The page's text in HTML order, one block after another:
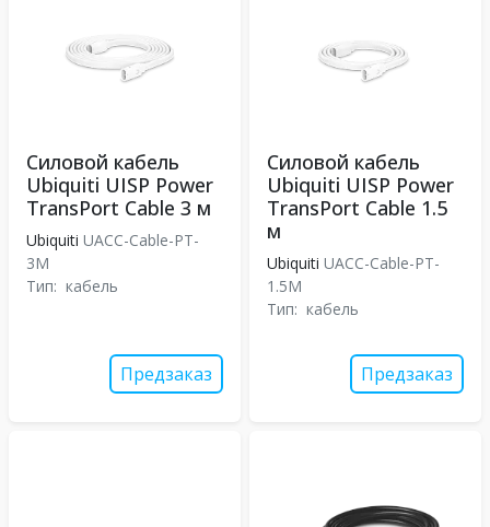
Силовой кабель
Ubiquiti UISP Power
TransPort Cable 3 м
Ubiquiti UACC-Cable-PT-
3M
Тип: кабель
Предзаказ
Силовой кабель
Ubiquiti UISP Power
TransPort Cable 1.5
м
Ubiquiti UACC-Cable-PT-
1.5M
Тип: кабель
Предзаказ